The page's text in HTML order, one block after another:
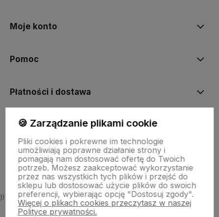
Moje konto
Pomoc
Płatności i dostawa
Informacje
O nas
})
🍪 Zarządzanie plikami cookie
Pliki cookies i pokrewne im technologie
umożliwiają poprawne działanie strony i
pomagają nam dostosować ofertę do Twoich
potrzeb. Możesz zaakceptować wykorzystanie
przez nas wszystkich tych plików i przejść do
sklepu lub dostosować użycie plików do swoich
preferencji, wybierając opcję "Dostosuj zgody".
Więcej o plikach cookies przeczytasz w naszej
Polityce prywatności.